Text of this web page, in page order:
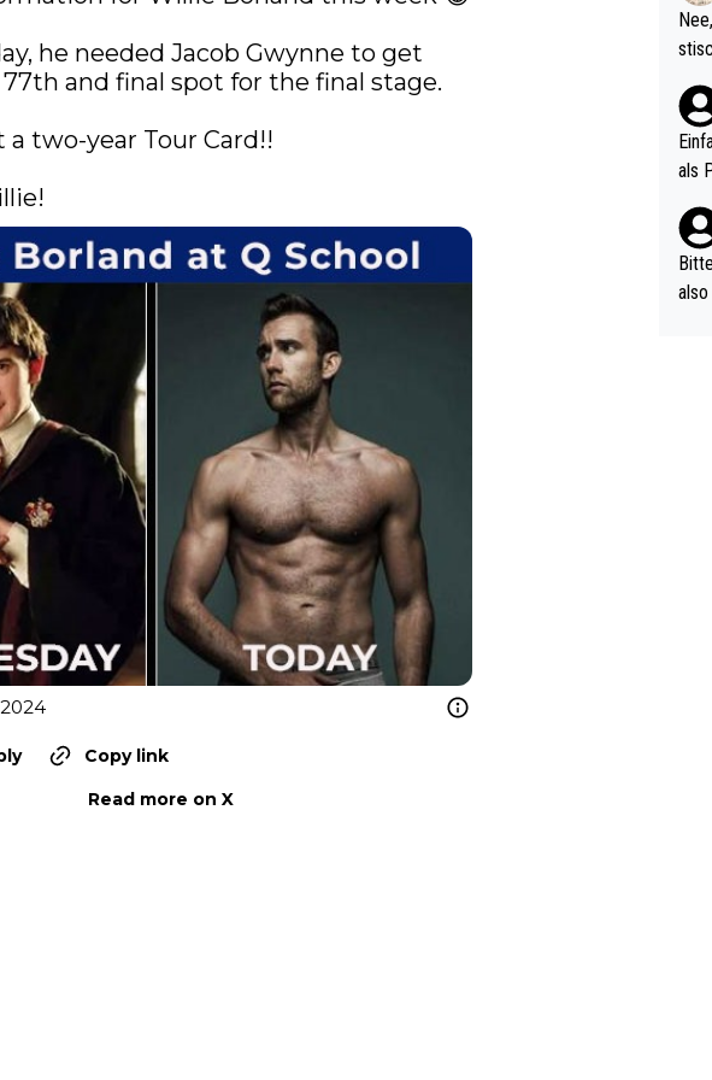
he needed Jacob Gwynne to get
and final spot for the final stage.
a two-year Tour Card!!
Copy link
Read more on X
(in
als
nes
ttler
vV
als